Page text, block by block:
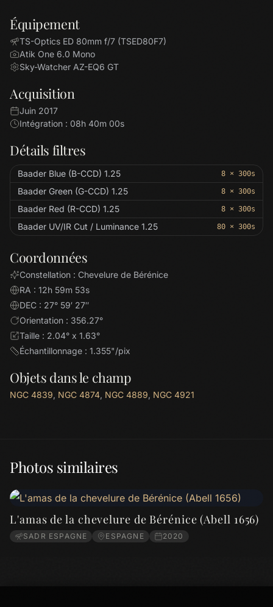
Équipement
TS-Optics ED 80mm f/7 (TSED80F7)
Atik One 6.0 Mono
Sky-Watcher AZ-EQ6 GT
Acquisition
Juin 2017
Intégration : 08h 40m 00s
Détails filtres
Baader Blue (B-CCD) 1.25 8 × 300s
Baader Green (G-CCD) 1.25 8 × 300s
Baader Red (R-CCD) 1.25 8 × 300s
Baader UV/IR Cut / Luminance 1.25 80 × 300s
Coordonnées
Constellation : Chevelure de Bérénice
RA : 12h 59m 53s
DEC : 27° 59′ 27″
Orientation : 356.27°
Taille : 2.04° x 1.63°
Échantillonnage : 1.355"/pix
Objets dans le champ
NGC 4839, NGC 4874, NGC 4889, NGC 4921
Photos similaires
L'amas de la chevelure de Bérénice (Abell 1656)
SADR ESPAGNE ESPAGNE 2020